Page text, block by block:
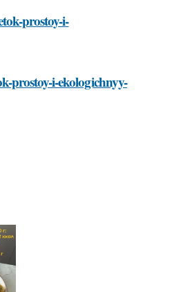
prostoy-i-
prostoy-i-ekologichnyy-